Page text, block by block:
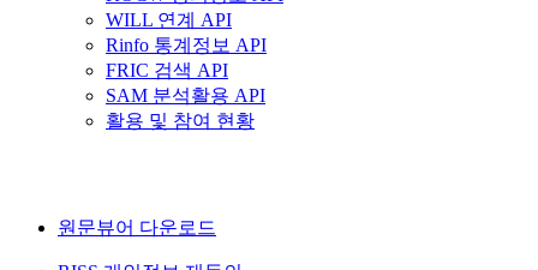
WILL 연계 API
Rinfo 통계정보 API
FRIC 검색 API
SAM 분석활용 API
활용 및 참여 현황
원문뷰어 다운로드